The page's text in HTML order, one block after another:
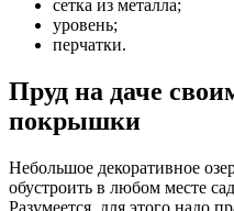
Пруд на даче
покрышки
Небольшое декоративное
Разумеется, для этого надо
следовать нашим